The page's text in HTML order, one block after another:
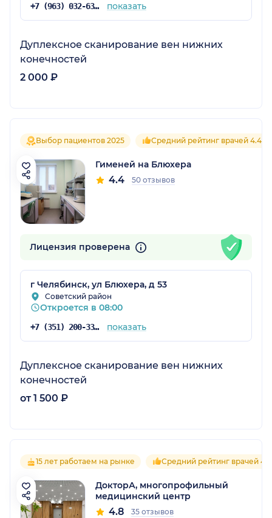
+7 (963) 032-63-92 показать
Дуплексное сканирование вен нижних
конечностей
2 000 ₽
Выбор пациентов 2025 Средний рейтинг врачей 4.4
Гименей на Блюхера
4.4 50 отзывов
Лицензия проверена
г Челябинск, ул Блюхера, д 53
Советский район
Откроется в 08:00
+7 (351) 200-33-10 показать
Дуплексное сканирование вен нижних
конечностей
от 1 500 ₽
15 лет работаем на рынке Средний рейтинг врачей 4.8
ДокторА, многопрофильный
медицинский центр
4.8 35 отзывов